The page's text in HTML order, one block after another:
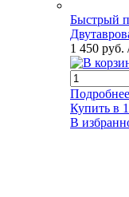
Быстрый
1 450 руб.
Подробнее
Купить в
В